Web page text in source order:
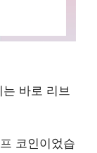
바로 리브
코인이었습